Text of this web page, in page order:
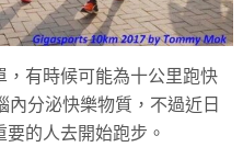
有時候可能為十公里跑快
分泌快樂物質，不過近日
的人去開始跑步。